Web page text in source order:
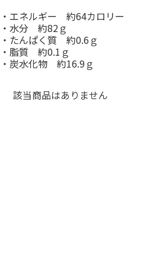
・エネルギー 約64カロリー
・水分 約82ｇ
・たんぱく質 約0.6ｇ
・脂質 約0.1ｇ
・炭水化物 約16.9ｇ
該当商品はありません